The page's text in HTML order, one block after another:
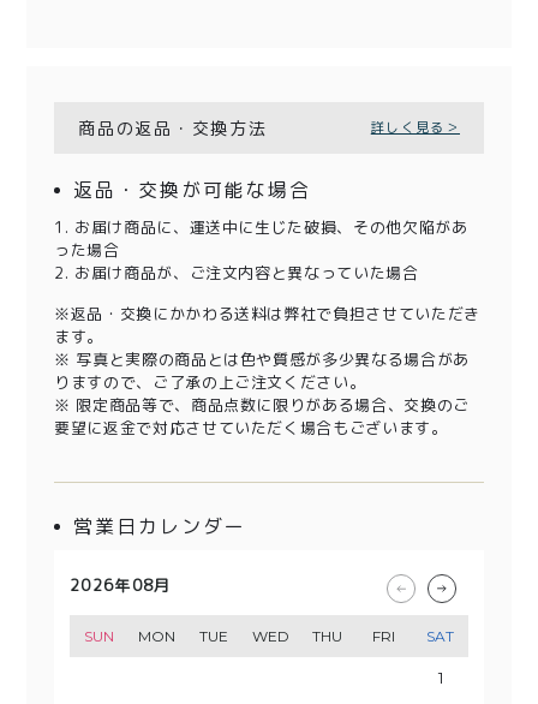
商品の返品・交換方法 詳しく見る＞
返品・交換が可能な場合
1. お届け商品に、運送中に生じた破損、その他欠陥があ
った場合
2. お届け商品が、ご注文内容と異なっていた場合
※返品・交換にかかわる送料は弊社で負担させていただき
ます。
※ 写真と実際の商品とは色や質感が多少異なる場合があ
りますので、ご了承の上ご注文ください。
※ 限定商品等で、商品点数に限りがある場合、交換のご
要望に返金で対応させていただく場合もございます。
営業日カレンダー
2026年08月
SUN MON TUE WED THU FRI SAT
1
2026年09月
SUN MON TUE WED THU FRI SAT
5
2026年10月
SUN MON TUE WED THU FRI SAT
3
2026年11月
SUN MON TUE WED THU FRI SAT
7